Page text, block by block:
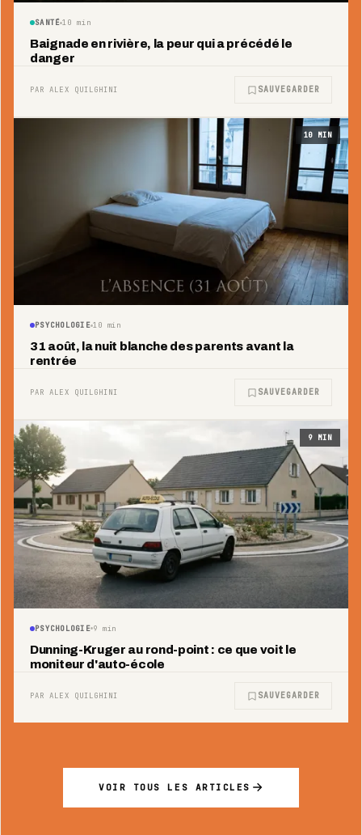
SANTÉ 10 min
Baignade en rivière, la peur qui a précédé le
danger
PAR ALEX QUILGHINI SAUVEGARDER
10 MIN
PSYCHOLOGIE 10 min
31 août, la nuit blanche des parents avant la
rentrée
PAR ALEX QUILGHINI SAUVEGARDER
9 MIN
PSYCHOLOGIE 9 min
Dunning-Kruger au rond-point : ce que voit le
moniteur d'auto-école
PAR ALEX QUILGHINI SAUVEGARDER
VOIR TOUS LES ARTICLES